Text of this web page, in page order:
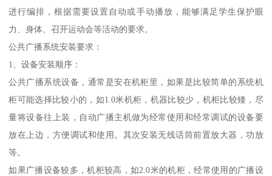
进行编排，根据需要设置自动或手动播放，能够满足学生保护眼
力、身体、召开运动会等活动的要求。
公共广播系统安装要求：
1、设备安装顺序：
公共广播系统设备，通常是安在机柜里，如果是比较简单的系统机
柜可能选择比较小的，如1.0米机柜，机器比较少，机柜比较矮，尽
量将设备往上装，自动广播主机做为经常使用和经常调试的设备要
放在上边，方便调试和使用。其次安装无线话筒前置放大器，功放
等。
如果广播设备较多，机柜较高，如2.0米的机柜，经常使用的广播设